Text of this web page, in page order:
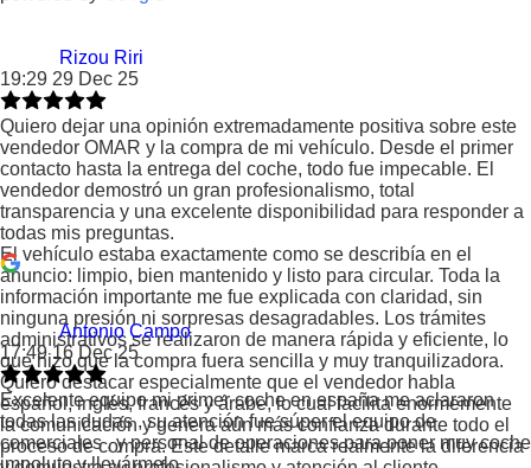
Rizou Riri
19:29 29 Dec 25
Quiero dejar una opinión extremadamente positiva sobre este
vendedor OMAR y la compra de mi vehículo. Desde el primer
contacto hasta la entrega del coche, todo fue impecable. El
vendedor demostró un gran profesionalismo, total
transparencia y una excelente disponibilidad para responder a
todas mis preguntas.
El vehículo estaba exactamente como se describía en el
anuncio: limpio, bien mantenido y listo para circular. Toda la
información importante me fue explicada con claridad, sin
ninguna presión ni sorpresas desagradables. Los trámites
administrativos se realizaron de manera rápida y eficiente, lo
que hizo que la compra fuera sencilla y muy tranquilizadora.
Quiero destacar especialmente que el vendedor habla
español, inglés, francés y árabe, lo cual facilita enormemente
la comunicación y genera aún más confianza durante todo el
proceso de compra. Este detalle marca realmente la diferencia
Antonio Campo
17:49 16 Dec 25
Excelente equipo mi primer coche en españa me aclararon
todas las dudas , su atención fue súper el equipo de
comerciales , y personal de operaciones para poner muy coche
impoluto y llevármelo.